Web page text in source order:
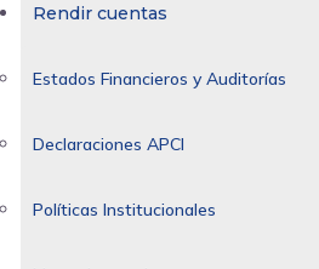
Rendir cuentas
Estados Financieros y Auditorías
Declaraciones APCI
Políticas Institucionales